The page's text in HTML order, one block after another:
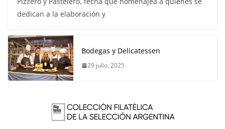
dedican a la elaboración y
Bodegas y Delicatessen
29 julio, 2025